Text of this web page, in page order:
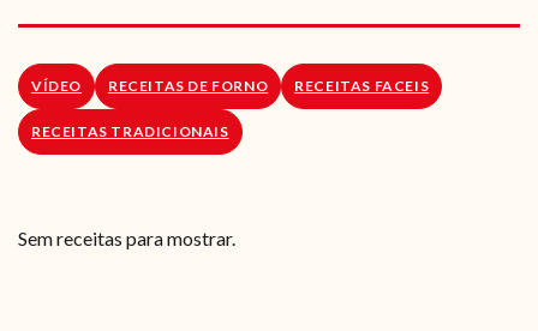
RECEITAS VEGGIE
SOBRE NÓS
LOJA ONLINE
VÍDEO RECEITAS DE FORNO RECEITAS FACEIS
RECEITAS TRADICIONAIS
Sem receitas para mostrar.